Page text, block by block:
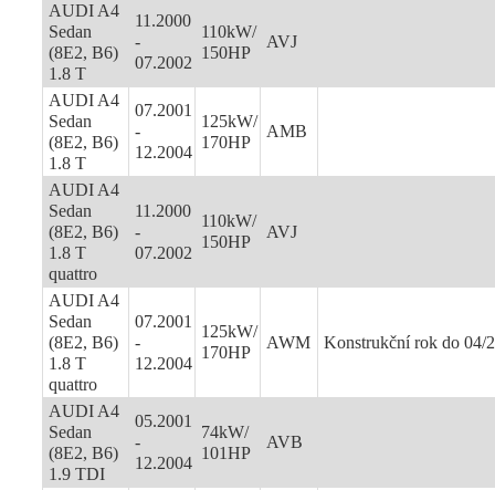
AUDI A4
Sedan
(8E2, B6)
1.8 T
11.2000
-
07.2002
110kW/
150HP
AVJ
AUDI A4
Sedan
(8E2, B6)
1.8 T
07.2001
-
12.2004
125kW/
170HP
AMB
AUDI A4
Sedan
(8E2, B6)
1.8 T
quattro
11.2000
-
07.2002
110kW/
150HP
AVJ
AUDI A4
Sedan
(8E2, B6)
1.8 T
quattro
07.2001
-
12.2004
125kW/
170HP
AWM Konstrukční rok do 04/
AUDI A4
Sedan
(8E2, B6)
1.9 TDI
05.2001
-
12.2004
74kW/
101HP
AVB